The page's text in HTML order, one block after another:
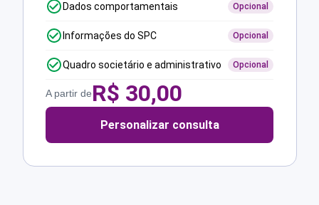
Dados comportamentais Opcional
Informações do SPC Opcional
Quadro societário e administrativo Opcional
A partir deR$ 30,00
Personalizar consulta